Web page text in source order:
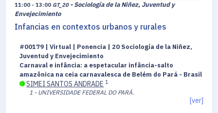
11:00 - 13:00 GT_20 - Sociología de la Niñez, Juventud y
Envejecimiento
Infancias en contextos urbanos y rurales
#00179 | Virtual | Ponencia | 20 Sociología de la Niñez,
Juventud y Envejecimiento
Carnaval e infância: a espetacular infância-salto
amazônica na ceia carnavalesca de Belém do Pará - Brasil
SIMEI SANTOS ANDRADE 1
1 - UNIVERSIDADE FEDERAL DO PARÁ.
[ver]